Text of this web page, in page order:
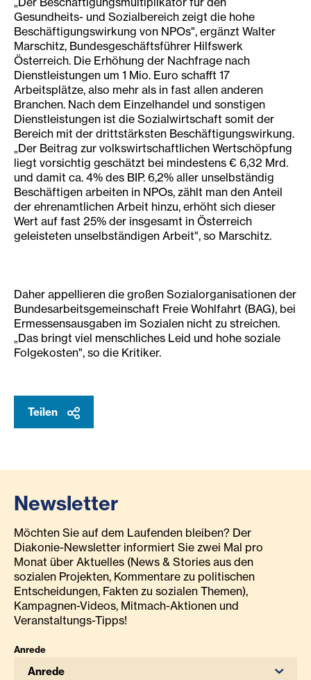
Gesundheits- und Sozialbereich zeigt die hohe
Beschäftigungswirkung von NPOs", ergänzt Walter
Marschitz, Bundesgeschäftsführer Hilfswerk
Österreich. Die Erhöhung der Nachfrage nach
Dienstleistungen um 1 Mio. Euro schafft 17
Arbeitsplätze, also mehr als in fast allen anderen
Branchen. Nach dem Einzelhandel und sonstigen
Dienstleistungen ist die Sozialwirtschaft somit der
Bereich mit der drittstärksten Beschäftigungswirkung.
„Der Beitrag zur volkswirtschaftlichen Wertschöpfung
liegt vorsichtig geschätzt bei mindestens € 6,32 Mrd.
und damit ca. 4% des BIP. 6,2% aller unselbständig
Beschäftigen arbeiten in NPOs, zählt man den Anteil
der ehrenamtlichen Arbeit hinzu, erhöht sich dieser
Wert auf fast 25% der insgesamt in Österreich
geleisteten unselbständigen Arbeit", so Marschitz.
Daher appellieren die großen Sozialorganisationen der
Bundesarbeitsgemeinschaft Freie Wohlfahrt (BAG), bei
Ermessensausgaben im Sozialen nicht zu streichen.
„Das bringt viel menschliches Leid und hohe soziale
Folgekosten", so die Kritiker.
Teilen
Newsletter
Möchten Sie auf dem Laufenden bleiben? Der
Diakonie-Newsletter informiert Sie zwei Mal pro
Monat über Aktuelles (News & Stories aus den
sozialen Projekten, Kommentare zu politischen
Entscheidungen, Fakten zu sozialen Themen),
Kampagnen-Videos, Mitmach-Aktionen und
Veranstaltungs-Tipps!
Anrede
Anrede